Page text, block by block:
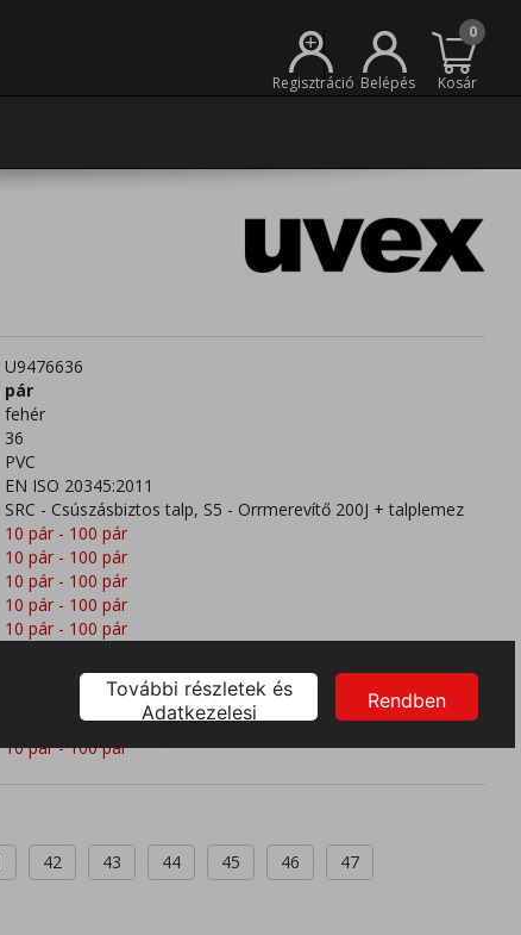
+
Regisztráció Belépés
0
Kosár
U9476636
pár
fehér
36
PVC
EN ISO 20345:2011
SRC - Csúszásbiztos talp, S5 - Orrmerevítő 200J + talplemez
10 pár - 100 pár
10 pár - 100 pár
10 pár - 100 pár
10 pár - 100 pár
10 pár - 100 pár
10 pár - 100 pár
10 pár - 100 pár
10 pár - 100 pár
10 pár - 100 pár
42 43 44 45 46 47